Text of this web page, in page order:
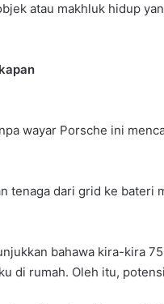
atau makhluk hidup
wayar Porsche ini
tenaga dari grid ke bateri
bahawa kira-kira
di rumah. Oleh itu,